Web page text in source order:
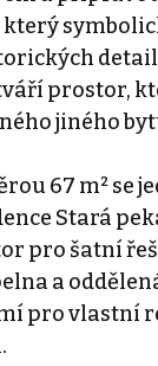
který
prostor,
jiného
67 m² se
Stará
pro šatní
a
pro vlastní